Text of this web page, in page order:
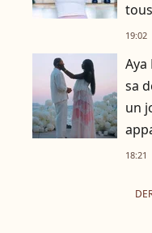
des
19:02
Aya
sa
un
18:21